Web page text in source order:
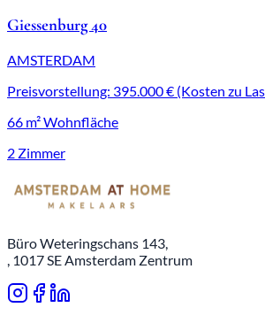
Giessenburg 40
AMSTERDAM
Preisvorstellung: 395.000 € (Kosten zu
66 m² Wohnfläche
2 Zimmer
Büro Weteringschans 143,
, 1017 SE Amsterdam Zentrum